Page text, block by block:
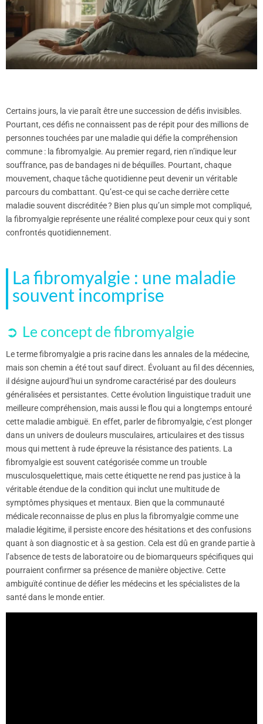
Certains jours, la vie paraît être une succession de défis invisibles.
Pourtant, ces défis ne connaissent pas de répit pour des millions de
personnes touchées par une maladie qui défie la compréhension
commune : la fibromyalgie. Au premier regard, rien n’indique leur
souffrance, pas de bandages ni de béquilles. Pourtant, chaque
mouvement, chaque tâche quotidienne peut devenir un véritable
parcours du combattant. Qu’est-ce qui se cache derrière cette
maladie souvent discréditée ? Bien plus qu’un simple mot compliqué,
la fibromyalgie représente une réalité complexe pour ceux qui y sont
confrontés quotidiennement.
La fibromyalgie : une maladie
souvent incomprise
Le concept de fibromyalgie
Le terme fibromyalgie a pris racine dans les annales de la médecine,
mais son chemin a été tout sauf direct. Évoluant au fil des décennies,
il désigne aujourd’hui un syndrome caractérisé par des douleurs
généralisées et persistantes. Cette évolution linguistique traduit une
meilleure compréhension, mais aussi le flou qui a longtemps entouré
cette maladie ambiguë. En effet, parler de fibromyalgie, c’est plonger
dans un univers de douleurs musculaires, articulaires et des tissus
mous qui mettent à rude épreuve la résistance des patients. La
fibromyalgie est souvent catégorisée comme un trouble
musculosquelettique, mais cette étiquette ne rend pas justice à la
véritable étendue de la condition qui inclut une multitude de
symptômes physiques et mentaux. Bien que la communauté
médicale reconnaisse de plus en plus la fibromyalgie comme une
maladie légitime, il persiste encore des hésitations et des confusions
quant à son diagnostic et à sa gestion. Cela est dû en grande partie à
l’absence de tests de laboratoire ou de biomarqueurs spécifiques qui
pourraient confirmer sa présence de manière objective. Cette
ambiguïté continue de défier les médecins et les spécialistes de la
santé dans le monde entier.